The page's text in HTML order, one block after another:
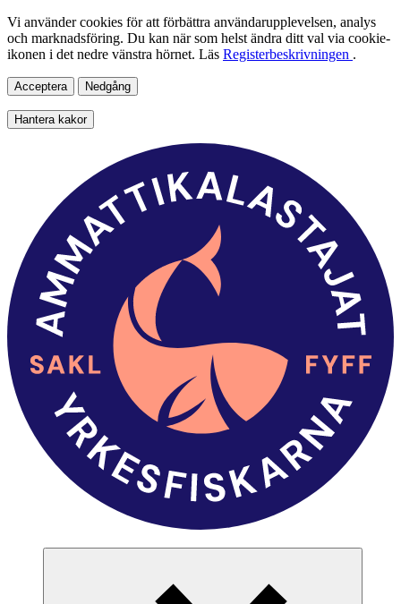
Vi använder cookies för att förbättra användarupplevelsen, analys
och marknadsföring. Du kan när som helst ändra ditt val via cookie-
ikonen i det nedre vänstra hörnet. Läs Registerbeskrivningen .
Acceptera Nedgång
Hantera kakor